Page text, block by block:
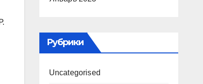
Рубрики
Uncategorised